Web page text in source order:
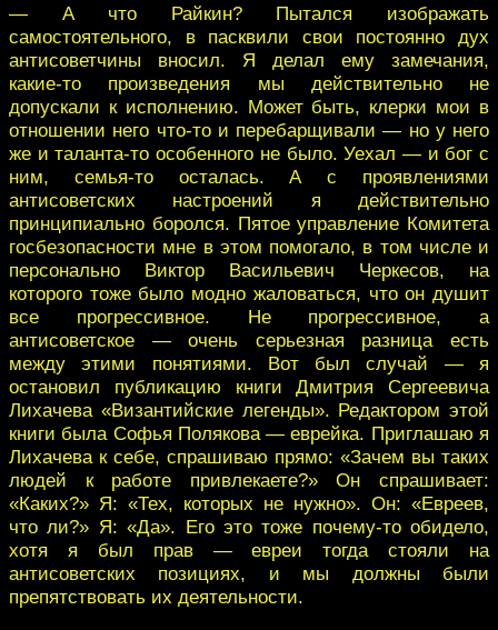
— А что Райкин? Пытался изображать
самостоятельного, в пасквили свои постоянно дух
антисоветчины вносил. Я делал ему замечания,
какие-то произведения мы действительно не
допускали к исполнению. Может быть, клерки мои в
отношении него что-то и перебарщивали — но у него
же и таланта-то особенного не было. Уехал — и бог с
ним, семья-то осталась. А с проявлениями
антисоветских настроений я действительно
принципиально боролся. Пятое управление Комитета
госбезопасности мне в этом помогало, в том числе и
персонально Виктор Васильевич Черкесов, на
которого тоже было модно жаловаться, что он душит
все прогрессивное. Не прогрессивное, а
антисоветское — очень серьезная разница есть
между этими понятиями. Вот был случай — я
остановил публикацию книги Дмитрия Сергеевича
Лихачева «Византийские легенды». Редактором этой
книги была Софья Полякова — еврейка. Приглашаю я
Лихачева к себе, спрашиваю прямо: «Зачем вы таких
людей к работе привлекаете?» Он спрашивает:
«Каких?» Я: «Тех, которых не нужно». Он: «Евреев,
что ли?» Я: «Да». Его это тоже почему-то обидело,
хотя я был прав — евреи тогда стояли на
антисоветских позициях, и мы должны были
препятствовать их деятельности.